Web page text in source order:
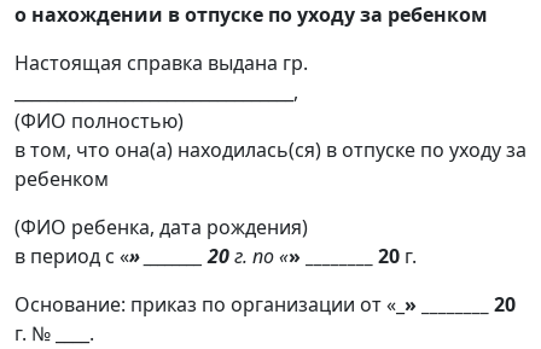
о нахождении в отпуске по уходу за ребенком
Настоящая справка выдана гр.
_________________________________,
(ФИО полностью)
в том, что она(а) находилась(ся) в отпуске по уходу за
ребенком
(ФИО ребенка, дата рождения)
в период с «» ________ 20г. по «» ________ 20 г.
Основание: приказ по организации от «_ » ________ 20
г. № ____.